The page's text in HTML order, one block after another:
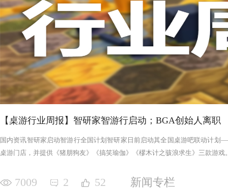
【桌游行业周报】智研家智游行启动；BGA创始人离职
国内资讯智研家启动智游行全国计划智研家日前启动其全国桌游吧联动计
桌游门店，并提供《猪朋狗友》《搞笑瑜伽》《樛木计之骇浪求生》三款游戏
7009 2 52 新闻专栏